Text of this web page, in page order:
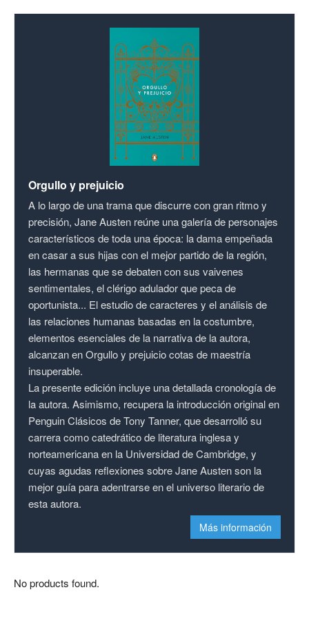
Orgullo y prejuicio
A lo largo de una trama que discurre con gran ritmo y
precisión, Jane Austen reúne una galería de personajes
característicos de toda una época: la dama empeñada
en casar a sus hijas con el mejor partido de la región,
las hermanas que se debaten con sus vaivenes
sentimentales, el clérigo adulador que peca de
oportunista... El estudio de caracteres y el análisis de
las relaciones humanas basadas en la costumbre,
elementos esenciales de la narrativa de la autora,
alcanzan en Orgullo y prejuicio cotas de maestría
insuperable.
La presente edición incluye una detallada cronología de
la autora. Asimismo, recupera la introducción original en
Penguin Clásicos de Tony Tanner, que desarrolló su
carrera como catedrático de literatura inglesa y
norteamericana en la Universidad de Cambridge, y
cuyas agudas reflexiones sobre Jane Austen son la
mejor guía para adentrarse en el universo literario de
esta autora.
Más información
No products found.